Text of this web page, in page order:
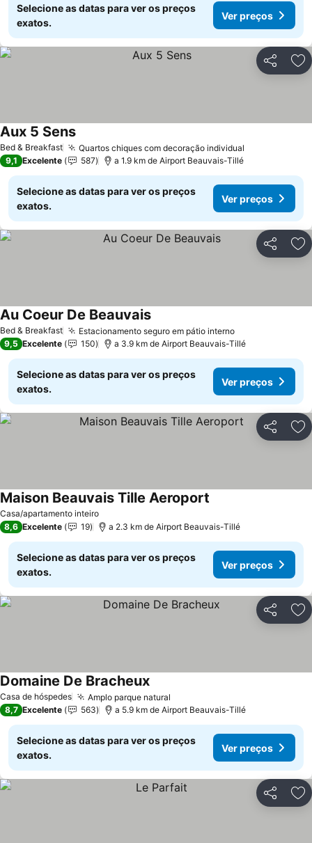
Selecione as datas para ver os preços
exatos.
Ver preços
Partilhar
Bed & Breakfast Quartos chiques com decoração individual
Aux 5 Sens
9,1 Excelente 587 a 1.9 km de Airport Beauvais-Tillé
Selecione as datas para ver os preços
exatos.
Ver preços
Partilhar
Bed & Breakfast Estacionamento seguro em pátio interno
Au Coeur De Beauvais
9,5 Excelente 150 a 3.9 km de Airport Beauvais-Tillé
Selecione as datas para ver os preços
exatos.
Ver preços
Partilhar
Casa/apartamento inteiro
Maison Beauvais Tille Aeroport
8,6 Excelente 19 a 2.3 km de Airport Beauvais-Tillé
Selecione as datas para ver os preços
exatos.
Ver preços
Partilhar
Casa de hóspedes Amplo parque natural
Domaine De Bracheux
8,7 Excelente 563 a 5.9 km de Airport Beauvais-Tillé
Selecione as datas para ver os preços
exatos.
Ver preços
Partilhar